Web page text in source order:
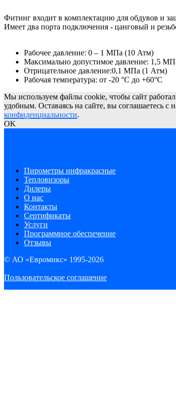
Фитинг входит в комплектацию для обдувов и
Имеет два порта подключения - цанговый и
Рабочее давление: 0 – 1 МПа (10 Атм)
Максимально допустимое давление: 1,5
Отрицательное давление:0,1 МПа (1 Атм)
Рабочая температура: от -20 °C до +60°C
Мы используем файлы cookie, чтобы сайт
удобным. Оставаясь на сайте, вы соглашаетесь с
конфиденциальности.
OK
Пирометры инфракрасные
Тепловизоры
Дилеры
О нас
Контакты
Сертификаты
Услуги
Программное обеспечение
Отзывы
© АО «Евромикс» 1995-2026
Пользовательское соглашение